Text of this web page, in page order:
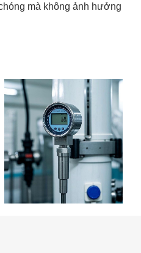
mà không ảnh hưởng